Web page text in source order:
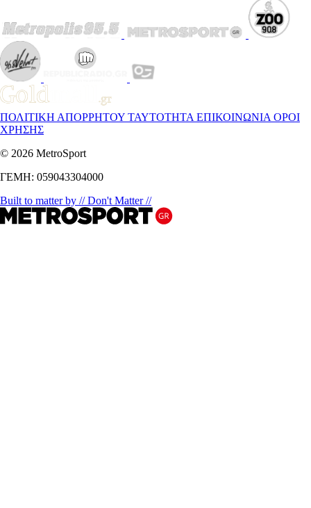
ΠΟΛΙΤΙΚΗ ΑΠΟΡΡΗΤΟΥ ΤΑΥΤΟΤΗΤΑ ΕΠΙΚΟΙΝΩΝΙΑ ΟΡΟΙ
ΧΡΗΣΗΣ
© 2026 MetroSport
ΓΕΜΗ: 059043304000
Built to matter by // Don't Matter //